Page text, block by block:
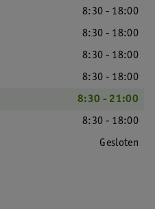
8:30 - 18:00
8:30 - 18:00
8:30 - 18:00
8:30 - 18:00
8:30 - 21:00
8:30 - 18:00
Gesloten